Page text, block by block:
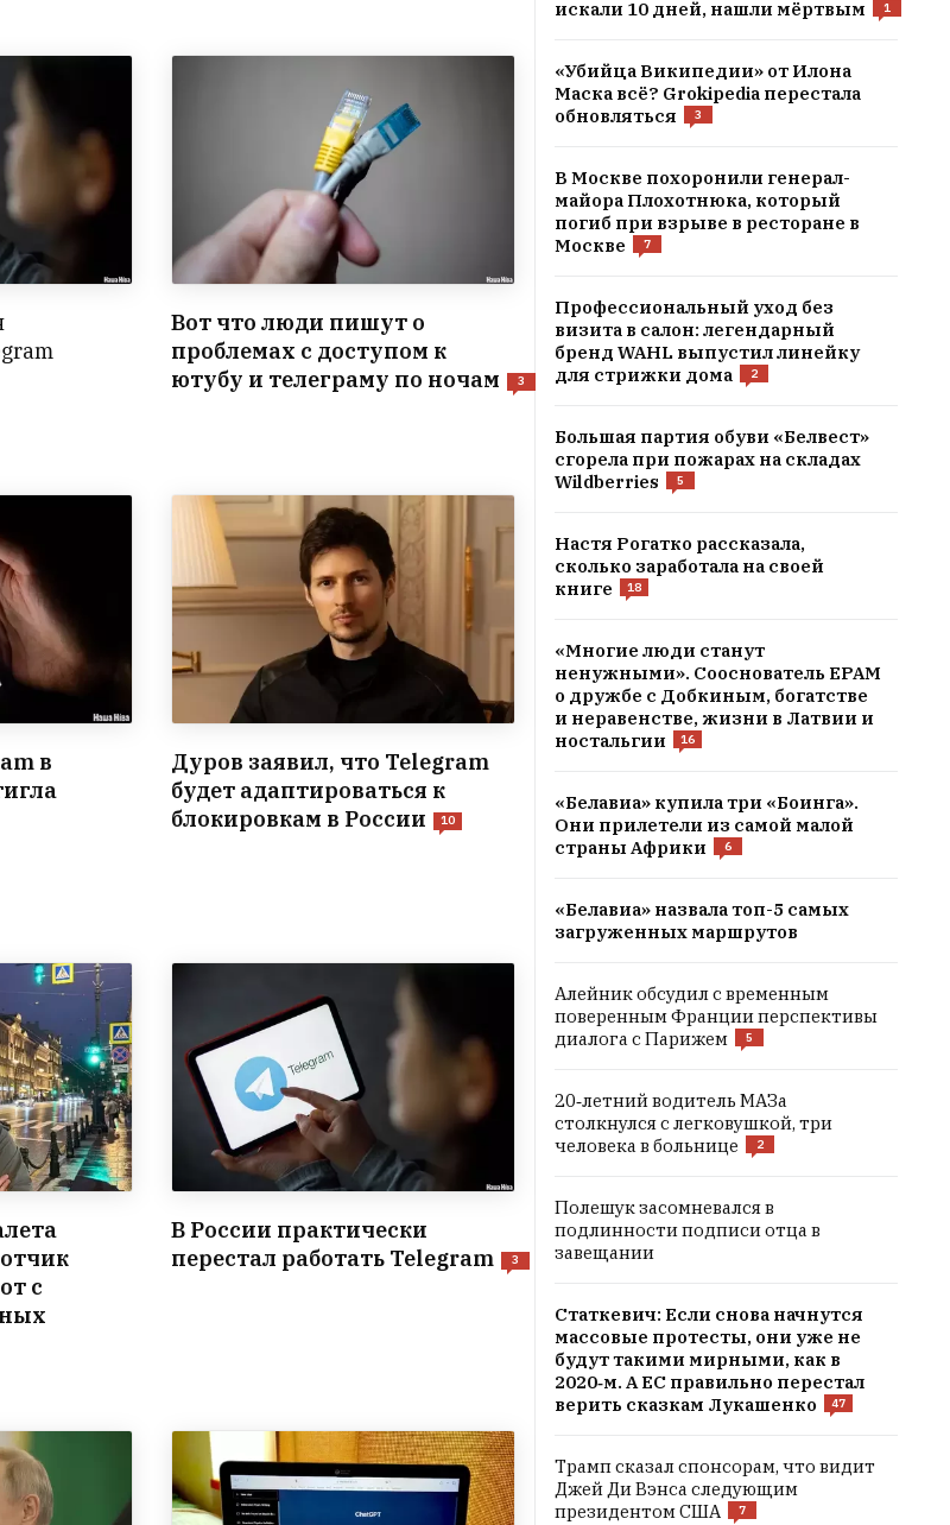
Вот что люди пишут о
проблемах с доступом к
ютубу и телеграму по ночам
3
в
Дуров заявил, что Telegram
будет адаптироваться к
блокировкам в России
10
с
В России практически
перестал работать Telegram
3
искали 10 дней, нашли мёртвым
1
«Убийца Википедии» от Илона
Маска всё? Grokipedia перестала
обновляться
3
В Москве похоронили генерал-
майора Плохотнюка, который
погиб при взрыве в ресторане в
Москве
7
Профессиональный уход без
визита в салон: легендарный
бренд WAHL выпустил линейку
для стрижки дома
2
Большая партия обуви «Белвест»
сгорела при пожарах на складах
Wildberries
5
Настя Рогатко рассказала,
сколько заработала на своей
книге
18
«Многие люди станут
ненужными». Сооснователь EPAM
о дружбе с Добкиным, богатстве
и неравенстве, жизни в Латвии и
ностальгии
16
«Белавиа» купила три «Боинга».
Они прилетели из самой малой
страны Африки
6
«Белавиа» назвала топ-5 самых
загруженных маршрутов
Алейник обсудил с временным
поверенным Франции перспективы
диалога с Парижем
5
20‑летний водитель МАЗа
столкнулся с легковушкой, три
человека в больнице
2
Полешук засомневался в
подлинности подписи отца в
завещании
Статкевич: Если снова начнутся
массовые протесты, они уже не
будут такими мирными, как в
2020‑м. А ЕС правильно перестал
верить сказкам Лукашенко
47
Трамп сказал спонсорам, что видит
Джей Ди Вэнса следующим
президентом США
7